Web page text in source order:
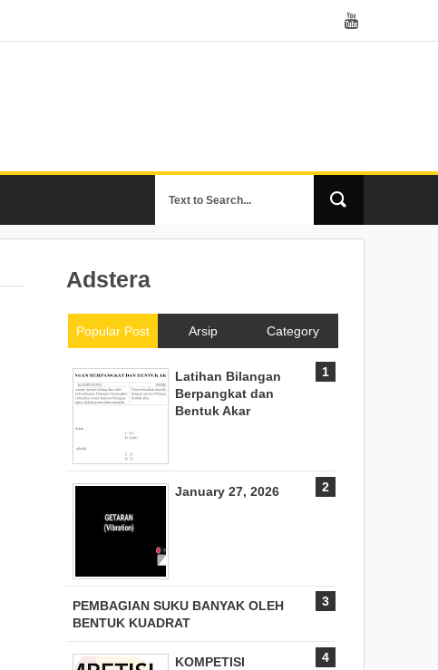
Adstera
Popular Post Arsip Category
Latihan Bilangan
Berpangkat dan
Bentuk Akar
January 27, 2026
PEMBAGIAN SUKU BANYAK OLEH
BENTUK KUADRAT
KOMPETISI